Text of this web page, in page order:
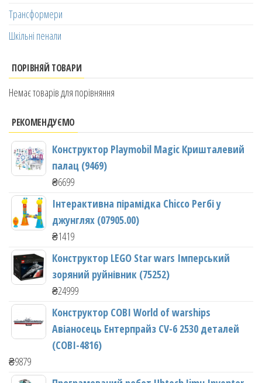
Трансформери
Шкільні пенали
ПОРІВНЯЙ ТОВАРИ
Немає товарів для порівняння
РЕКОМЕНДУЄМО
Конструктор Playmobil Magic Кришталевий
палац (9469)
₴6699
Інтерактивна пірамідка Chicco Регбі у
джунглях (07905.00)
₴1419
Конструктор LEGO Star wars Імперський
зоряний руйнівник (75252)
₴24999
Конструктор COBI World of warships
Авіаносець Ентерпрайз CV-6 2530 деталей
(COBI-4816)
₴9879